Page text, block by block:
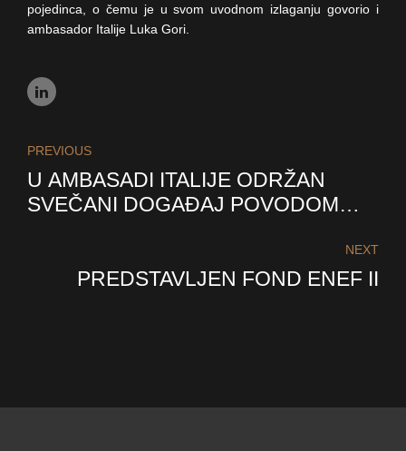
pojedinca, o čemu je u svom uvodnom izlaganju govorio i
ambasador Italije Luka Gori.
PREVIOUS
U AMBASADI ITALIJE ODRŽAN
SVEČANI DOGAĐAJ POVODOM
POLAGANJA KAMENA TEMELJCA
ZGRADE AMBASADE
NEXT
PREDSTAVLJEN FOND ENEF II